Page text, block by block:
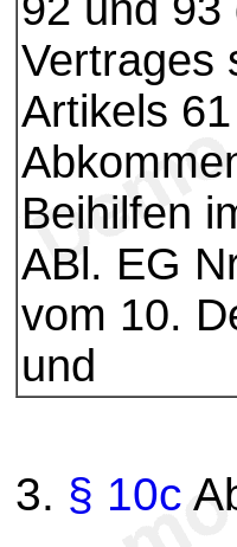
Vertrages
Artikels
Beihilfen
ABl. EG
vom 10.
und
3. § 10c